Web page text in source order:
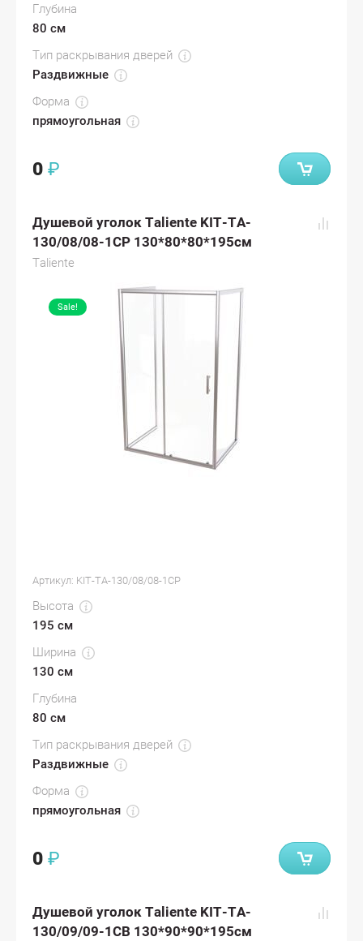
Глубина
80 см
Тип раскрывания дверей
Раздвижные
Форма
прямоугольная
0 ₽
Душевой уголок Taliente KIT-TA-
130/08/08-1CP 130*80*80*195см
Taliente
Sale!
Артикул: KIT-TA-130/08/08-1CP
Высота
195 см
Ширина
130 см
Глубина
80 см
Тип раскрывания дверей
Раздвижные
Форма
прямоугольная
0 ₽
Душевой уголок Taliente KIT-TA-
130/09/09-1CB 130*90*90*195см